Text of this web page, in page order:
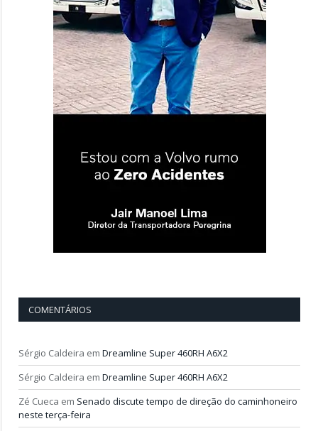
COMENTÁRIOS
Sérgio Caldeira em Dreamline Super 460RH A6X2
Sérgio Caldeira em Dreamline Super 460RH A6X2
Zé Cueca em Senado discute tempo de direção do caminhoneiro
neste terça-feira